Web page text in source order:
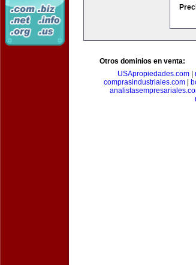
Otros dominios en venta:
USApropiedades.com|
comprasindustriales.com